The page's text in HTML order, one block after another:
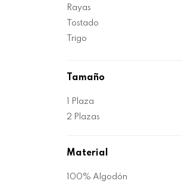
Rayas
Tostado
Trigo
Tamaño
1 Plaza
2 Plazas
Material
100% Algodón